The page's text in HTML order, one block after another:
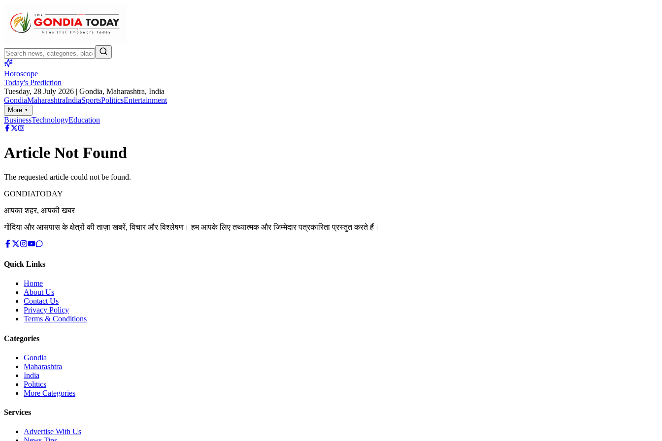
Horoscope
Today's Prediction
Tuesday, 28 July 2026 | Gondia, Maharashtra, India
GondiaMaharashtraIndiaSportsPoliticsEntertainment
More ▾
BusinessTechnologyEducation
Article Not Found
The requested article could not be found.
GONDIATODAY
आपका शहर, आपकी खबर
गोंदिया और आसपास के क्षेत्रों की ताज़ा खबरें, विचार और विश्लेषण। हम आपके लिए तथ्यात्मक और जिम्मेदार पत्रकारिता प्रस्तुत करते हैं।
Quick Links
Home
About Us
Contact Us
Privacy Policy
Terms & Conditions
Categories
Gondia
Maharashtra
India
Politics
More Categories
Services
Advertise With Us